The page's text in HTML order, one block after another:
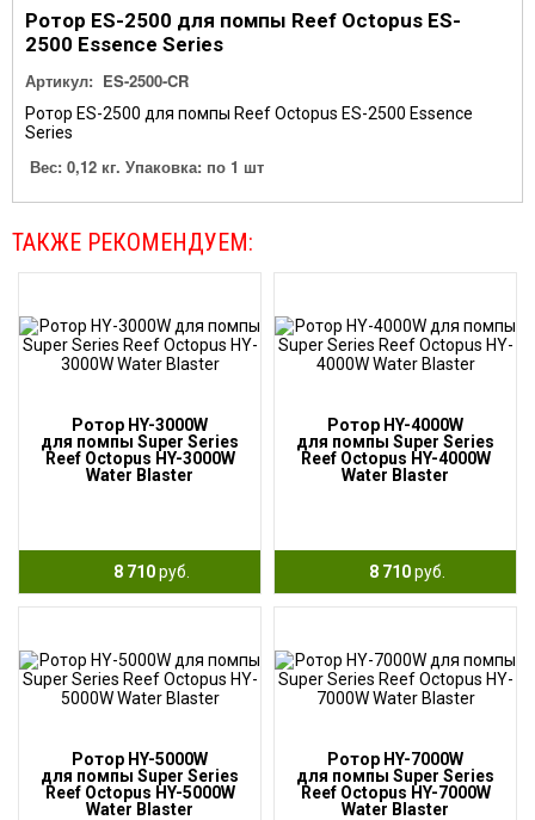
Ротор ES-2500 для помпы Reef Octopus ES-
2500 Essence Series
Артикул: ES-2500-CR
Ротор ES-2500 для помпы Reef Octopus ES-2500 Essence
Series
Вес: 0,12 кг. Упаковка: по 1 шт
ТАКЖЕ РЕКОМЕНДУЕМ:
Ротор HY-3000W
для помпы Super Series
Reef Octopus HY-3000W
Water Blaster
8 710руб.
Ротор HY-4000W
для помпы Super Series
Reef Octopus HY-4000W
Water Blaster
8 710руб.
Ротор HY-5000W
для помпы Super Series
Reef Octopus HY-5000W
Water Blaster
Ротор HY-7000W
для помпы Super Series
Reef Octopus HY-7000W
Water Blaster